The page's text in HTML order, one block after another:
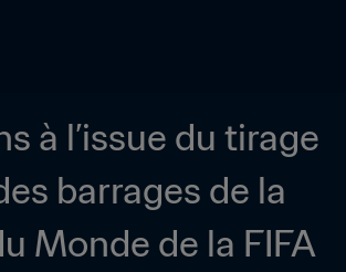
à l’issue du tirage
barrages de la
Monde de la FIFA